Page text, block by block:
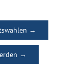
→
→